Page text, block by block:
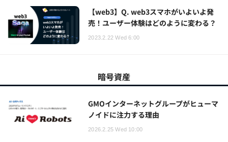
【web3】Q. web3スマホがいよいよ発
売！ユーザー体験はどのように変わる？
2023.2.22 Wed 6:00
暗号資産
GMOインターネットグループがヒューマ
ノイドに注力する理由
2026.2.25 Wed 10:00